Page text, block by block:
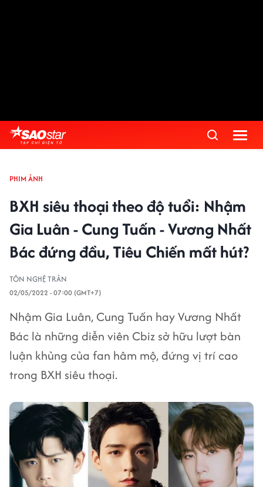
PHIM ẢNH
BXH siêu thoại theo độ tuổi: Nhậm
Gia Luân - Cung Tuấn - Vương Nhất
Bác đứng đầu, Tiêu Chiến mất hút?
TÔN NGHỆ TRÂN
02/05/2022 - 07:00 (GMT+7)
Nhậm Gia Luân, Cung Tuấn hay Vương Nhất
Bác là những diễn viên Cbiz sở hữu lượt bàn
luận khủng của fan hâm mộ, đứng vị trí cao
trong BXH siêu thoại.